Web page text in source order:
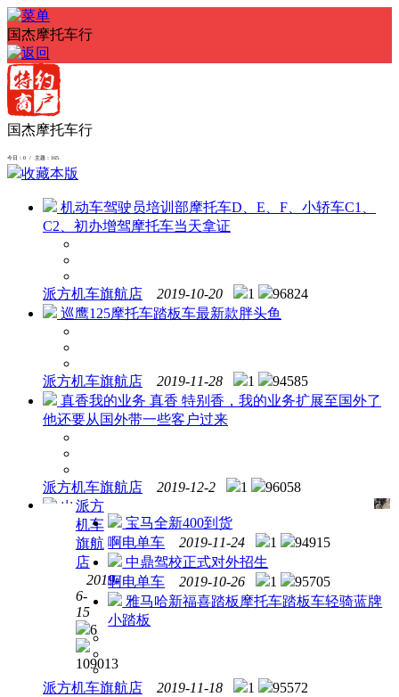
国杰摩托车行
国杰摩托车行
今日：0 / 主题：165
收藏本版
机动车驾驶员培训部摩托车D、E、F、小轿车C1、
C2、初办增驾摩托车当天拿证
派方机车旗航店 2019-10-20 1
96824
巡鹰125摩托车踏板车最新款胖头鱼
派方机车旗航店 2019-11-28 1
94585
真香我的业务 真香 特别香，我的业务扩展至国外了
他还要从国外带一些客户过来
派方机车旗航店 2019-12-2 1
96058
出
200CC
派方
机车
旗航
店
2019-
6-
15
6
109013
宝马全新400到货
啊电单车
2019-11-24 1
94915
中鼎驾校正式对外招生
啊电单车
2019-10-26 1
95705
雅马哈新福喜踏板摩托车踏板车轻骑蓝牌
小踏板
派方机车旗航店 2019-11-18 1
95572